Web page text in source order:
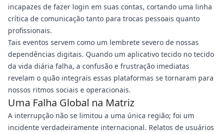
incapazes de fazer login em suas contas, cortando uma linha
crítica de comunicação tanto para trocas pessoais quanto
profissionais.
Tais eventos servem como um lembrete severo de nossas
dependências digitais. Quando um aplicativo tecido no tecido
da vida diária falha, a confusão e frustração imediatas
revelam o quão integrais essas plataformas se tornaram para
nossos ritmos sociais e operacionais.
Uma Falha Global na Matriz
A interrupção não se limitou a uma única região; foi um
incidente verdadeiramente internacional. Relatos de usuários